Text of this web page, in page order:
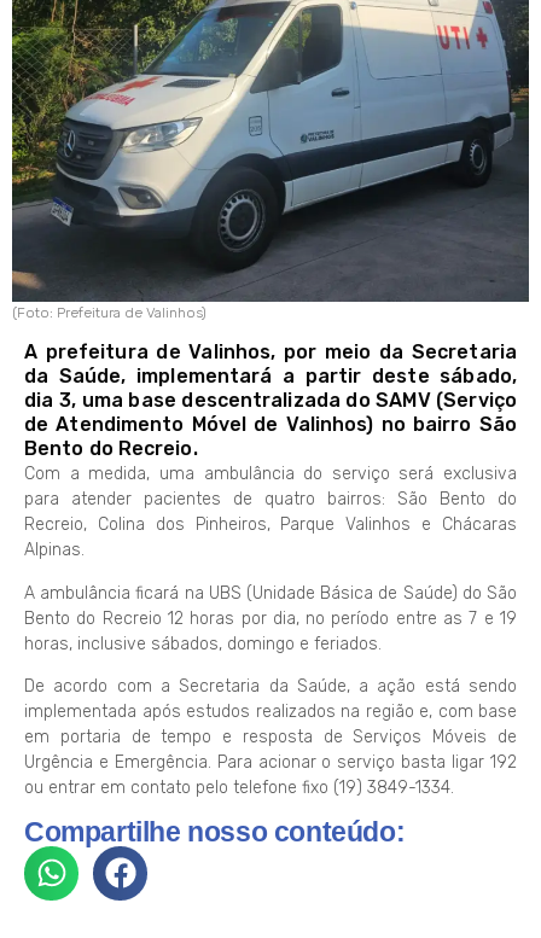
(Foto: Prefeitura de Valinhos)
A prefeitura de Valinhos, por meio da Secretaria
da Saúde, implementará a partir deste sábado,
dia 3, uma base descentralizada do SAMV (Serviço
de Atendimento Móvel de Valinhos) no bairro São
Bento do Recreio.
Com a medida, uma ambulância do serviço será exclusiva
para atender pacientes de quatro bairros: São Bento do
Recreio, Colina dos Pinheiros, Parque Valinhos e Chácaras
Alpinas.
A ambulância ficará na UBS (Unidade Básica de Saúde) do São
Bento do Recreio 12 horas por dia, no período entre as 7 e 19
horas, inclusive sábados, domingo e feriados.
De acordo com a Secretaria da Saúde, a ação está sendo
implementada após estudos realizados na região e, com base
em portaria de tempo e resposta de Serviços Móveis de
Urgência e Emergência. Para acionar o serviço basta ligar 192
ou entrar em contato pelo telefone fixo (19) 3849-1334.
Compartilhe nosso conteúdo: